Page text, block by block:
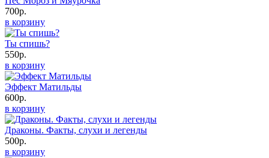
700р.
в корзину
Ты спишь?
550р.
в корзину
Эффект Матильды
600р.
в корзину
Драконы. Факты, слухи и легенды
500р.
в корзину